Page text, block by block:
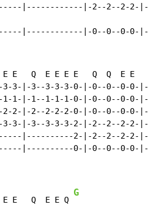
|------------|-2--2--2-2-|-
|------------|-0--0--0-0-|-
E E   Q  E E E E   Q  Q  E E   Q
3-3-|-3--3-3-3-0-|-0--0--0-0-|-
1-1-|-1--1-1-1-0-|-0--0--0-0-|-
2-2-|-2--2-2-2-0-|-0--0--0-0-|-
3-3-|-3--3-3-3-2-|-2--2--2-2-|-
|----------2-|-2--2--2-2-|-
|----------0-|-0--0--0-0-|-
E E   Q  E E Q
G